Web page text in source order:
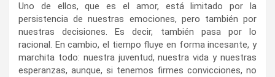
Uno de ellos, que es el amor, está limitado por la
persistencia de nuestras emociones, pero también por
nuestras decisiones. Es decir, también pasa por lo
racional. En cambio, el tiempo fluye en forma incesante, y
marchita todo: nuestra juventud, nuestra vida y nuestras
esperanzas, aunque, si tenemos firmes convicciones, no